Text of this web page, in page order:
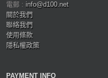
電郵 : info@d100.net
關於我們
聯絡我們
使用條款
隱私權政策
PAYMENT INFO